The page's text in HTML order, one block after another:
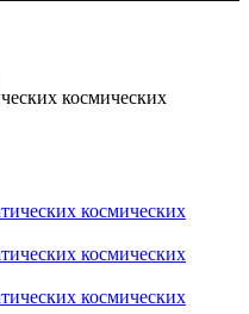
космических